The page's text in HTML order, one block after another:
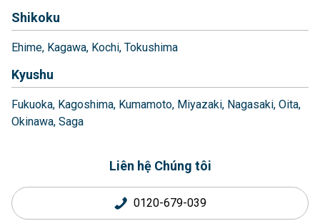
Shikoku
Ehime Kagawa Kochi Tokushima
Kyushu
Fukuoka Kagoshima Kumamoto Miyazaki Nagasaki Oita
Okinawa Saga
Liên hệ Chúng tôi
0120-679-039